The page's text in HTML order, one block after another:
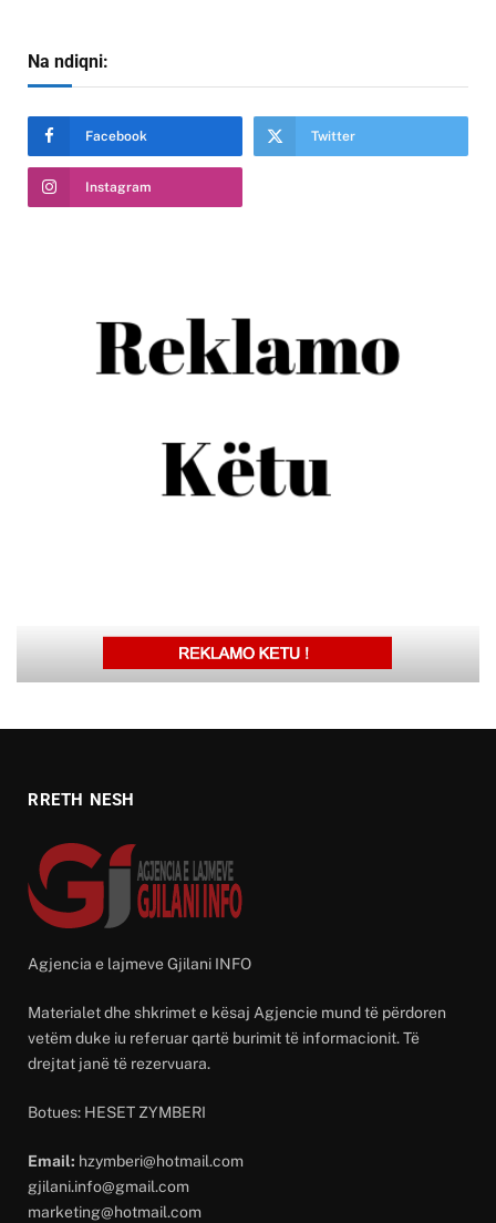
Na ndiqni:
Facebook Twitter
Instagram
RRETH NESH
Agjencia e lajmeve Gjilani INFO
Materialet dhe shkrimet e kësaj Agjencie mund të përdoren
vetëm duke iu referuar qartë burimit të informacionit. Të
drejtat janë të rezervuara.
Botues: HESET ZYMBERI
Email: hzymberi@hotmail.com
gjilani.info@gmail.com
marketing@hotmail.com